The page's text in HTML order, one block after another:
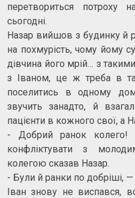
перетвориться потроху
сьогодні.
Назар вийшов з будинку й
на похмурість, чому йому
дівчина його мрій… з
з Іваном, це ж треба в
поселитись в одному
звучить занадто, й
пацієнти в кожного свої, а
- Добрий ранок
конфліктувати з
колегою сказав Назар.
- Були й ранки по добріші, —
Іван знову не виспався,